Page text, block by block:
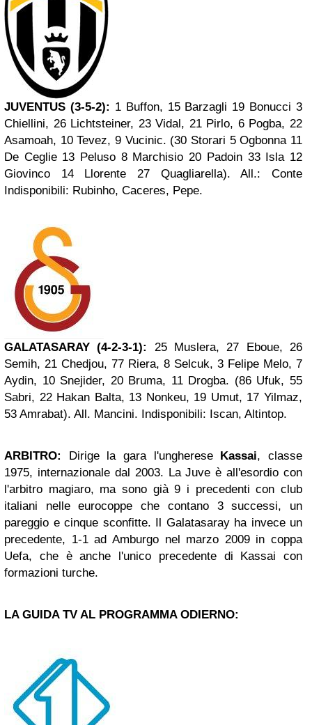
JUVENTUS (3-5-2): 1 Buffon, 15 Barzagli 19 Bonucci 3
Chiellini, 26 Lichtsteiner, 23 Vidal, 21 Pirlo, 6 Pogba, 22
Asamoah, 10 Tevez, 9 Vucinic. (30 Storari 5 Ogbonna 11
De Ceglie 13 Peluso 8 Marchisio 20 Padoin 33 Isla 12
Giovinco 14 Llorente 27 Quagliarella). All.: Conte
Indisponibili: Rubinho, Caceres, Pepe.
GALATASARAY (4-2-3-1):
25 Muslera, 27 Eboue, 26
Semih, 21 Chedjou, 77 Riera, 8 Selcuk, 3 Felipe Melo, 7
Aydin, 10 Snejider, 20 Bruma, 11 Drogba. (86 Ufuk, 55
Sabri, 22 Hakan Balta, 13 Nonkeu, 19 Umut, 17 Yilmaz,
53 Amrabat). All. Mancini. Indisponibili: Iscan, Altintop.
ARBITRO: Dirige la gara l'ungherese Kassai, classe
1975, internazionale dal 2003. La Juve è all'esordio con
l'arbitro magiaro, ma sono già 9 i precedenti con club
italiani nelle eurocoppe che contano 3 successi, un
pareggio e cinque sconfitte. Il Galatasaray ha invece un
precedente, 1-1 ad Amburgo nel marzo 2009 in coppa
Uefa, che è anche l'unico precedente di Kassai con
formazioni turche.
LA GUIDA TV AL PROGRAMMA ODIERNO: